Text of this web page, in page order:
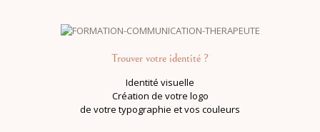
Trouver votre identité ?
Identité visuelle
Création de votre logo
de votre typographie et vos couleurs